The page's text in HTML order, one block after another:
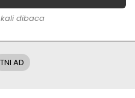
kali dibaca
TNI AD